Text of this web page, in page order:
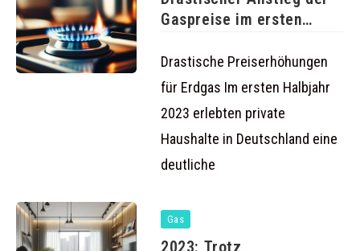
Gaspreise im ersten
Drastische Preiserhöhungen
für Erdgas Im ersten Halbjahr
2023 erlebten private
Haushalte in Deutschland eine
deutliche
Gas
2023: Trotz